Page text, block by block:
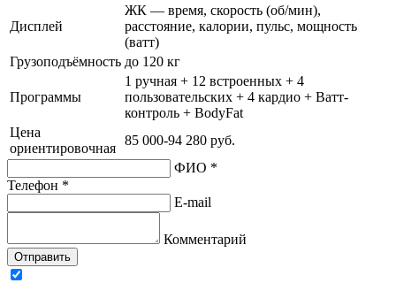
Дисплей
ЖК — время, скорость (об/мин),
расстояние, калории, пульс, мощность
(ватт)
Грузоподъёмность до 120 кг
Программы
1 ручная + 12 встроенных + 4
пользовательских + 4 кардио + Ватт-
контроль + BodyFat
Цена
ориентировочная
85 000-94 280 руб.
ФИО *
Телефон *
E-mail
Комментарий
Отправить